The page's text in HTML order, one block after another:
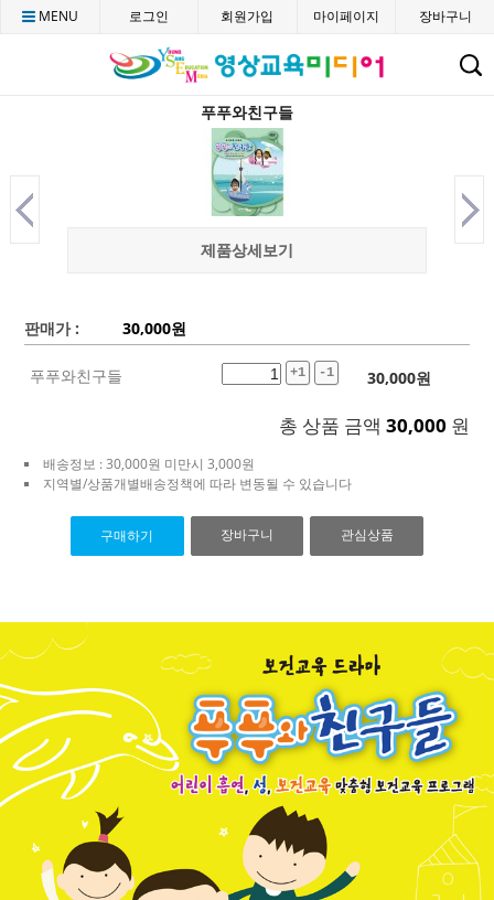
CMENU 로그인 회원가입 마이페이지 장바구니
푸푸와친구들
제품상세보기
판매가 : 30,000원
푸푸와친구들 +1 -1 30,000원
총 상품 금액 30,000 원
배송정보 : 30,000원 미만시 3,000원
지역별/상품개별배송정책에 따라 변동될 수 있습니다
구매하기 장바구니 관심상품